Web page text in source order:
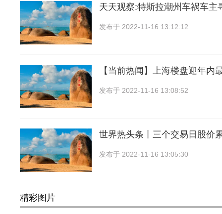
天天观察:特斯拉潮州车祸车主
发布于 2022-11-16 13:12:12
【当前热闻】上海楼盘迎年内
发布于 2022-11-16 13:08:52
世界热头条丨三个交易日股价
发布于 2022-11-16 13:05:30
精彩图片